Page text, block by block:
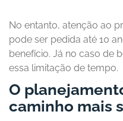
No entanto, atenção ao
pode ser pedida até 10
benefício. Já no caso de
essa limitação de tempo.
O
caminho mais